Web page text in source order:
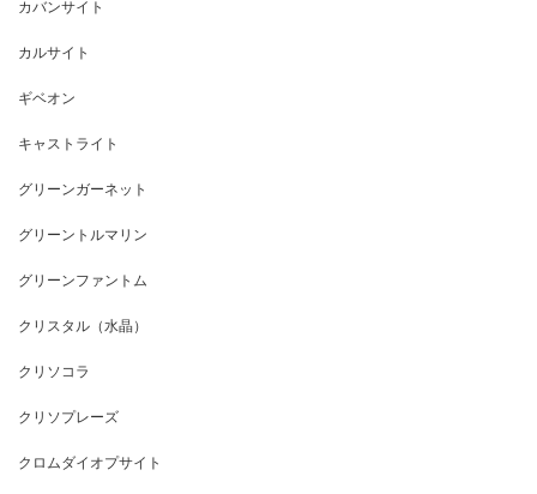
カバンサイト
カルサイト
ギベオン
キャストライト
グリーンガーネット
グリーントルマリン
グリーンファントム
クリスタル（水晶）
クリソコラ
クリソプレーズ
クロムダイオプサイト